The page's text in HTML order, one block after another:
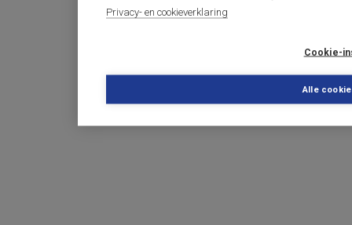
Privacy- en cookieverklaring
Cookie-
Alle